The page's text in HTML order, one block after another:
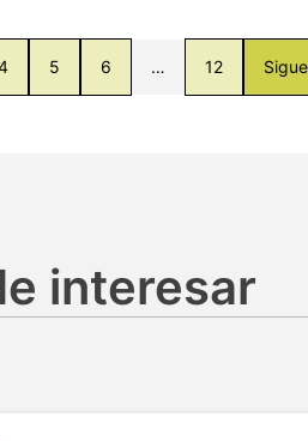
5 6 … 12
interesar